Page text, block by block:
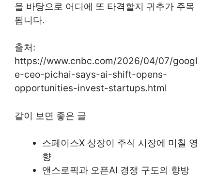
을 바탕으로 어디에 또 타격할지 귀추가 주목
됩니다.
출처:
https://www.cnbc.com/2026/04/07/googl
e-ceo-pichai-says-ai-shift-opens-
opportunities-invest-startups.html
같이 보면 좋은 글
스페이스X 상장이 주식 시장에 미칠 영
향
앤스로픽과 오픈AI 경쟁 구도의 향방